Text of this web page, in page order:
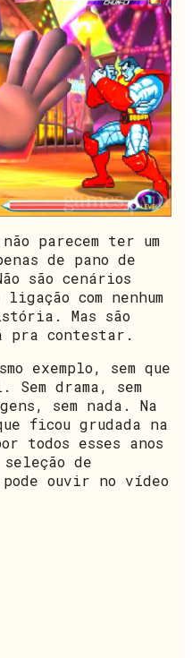
parecem ter um
de pano de
são cenários
com nenhum
Mas são
pra contestar.
exemplo, sem que
Sem drama, sem
sem nada. Na
ficou grudada na
todos esses anos
de
pode ouvir no vídeo